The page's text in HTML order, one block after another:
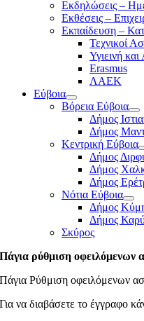
Εκδηλώσεις –
Εκθέσεις –
Εκπαίδευση –
Τεχνικοί
Υγιεινή
Erasmus
ΛΑΕΚ
Εύβοια
Βόρεια Εύβοια
Δήμος
Δήμος
Κεντρική Εύβοια
Δήμος
Δήμος
Δήμος
Νότια Εύβοια
Δήμος
Δήμος
Σκύρος
Πάγια ρύθμιση οφειλόμενων
Πάγια Ρύθμιση οφειλόμενων
Για να διαβάσετε το έγγραφο